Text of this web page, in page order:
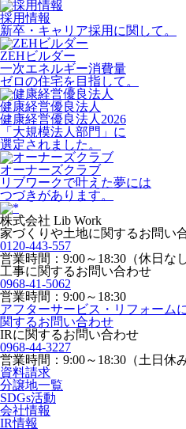
採用情報
新卒・キャリア採用に関して。
ZEHビルダー
一次エネルギー消費量
ゼロの住宅を目指して。
健康経営優良法人
健康経営優良法人2026
「大規模法人部門」に
選定されました。
オーナーズクラブ
リブワークで叶えた夢には
つづきがあります。
株式会社 Lib Work
家づくりや土地に関するお問い
0120-443-557
営業時間：9:00～18:30（休日なし
工事に関するお問い合わせ
0968-41-5062
営業時間：9:00～18:30
アフターサービス・リフォーム
関するお問い合わせ
IRに関するお問い合わせ
0968-44-3227
営業時間：9:00～18:30（土日休み
資料請求
分譲地一覧
SDGs活動
会社情報
IR情報